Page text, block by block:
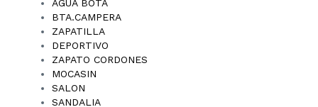
AGUA BOTA
BTA.CAMPERA
ZAPATILLA
DEPORTIVO
ZAPATO CORDONES
MOCASIN
SALON
SANDALIA